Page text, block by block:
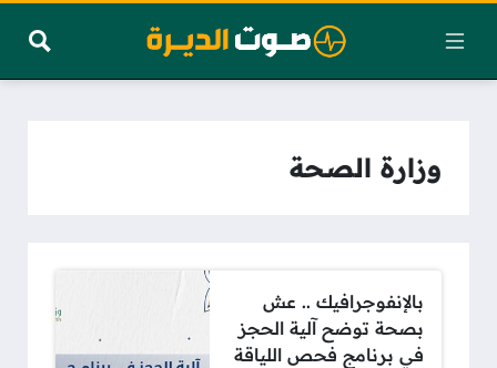
وزارة الصحة
بالإنفوجرافيك .. عش
بصحة توضح آلية الحجز
في برنامج فحص اللياقة